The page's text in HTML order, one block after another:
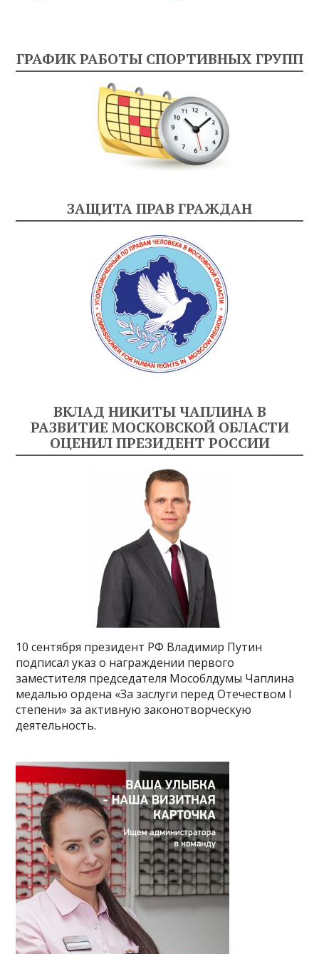
ГРАФИК РАБОТЫ СПОРТИВНЫХ ГРУПП
ЗАЩИТА ПРАВ ГРАЖДАН
ВКЛАД НИКИТЫ ЧАПЛИНА В
РАЗВИТИЕ МОСКОВСКОЙ ОБЛАСТИ
ОЦЕНИЛ ПРЕЗИДЕНТ РОССИИ
10 сентября президент РФ Владимир Путин
подписал указ о награждении первого
заместителя председателя Мособлдумы Чаплина
медалью ордена «За заслуги перед Отечеством I
степени» за активную законотворческую
деятельность.